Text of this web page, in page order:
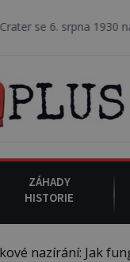
1930 navečeří ve
ZÁHADY
HISTORIE
nazírání: Jak